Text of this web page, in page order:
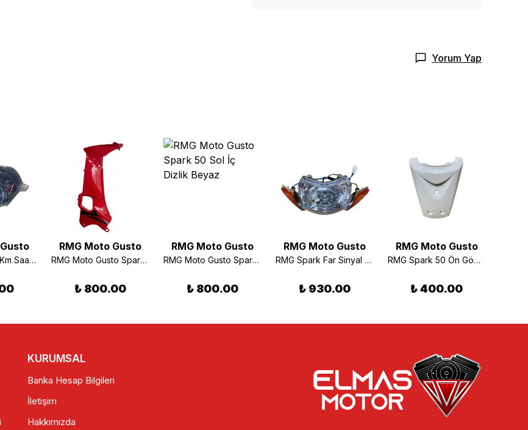
Yorum Yap
RMG Spark 50 Km Saati 8+6 Kablolu
RMG Moto Gusto
RMG Moto Gusto Spark 50 Sol İç Dizlik Kırmızı
₺ 800.00
RMG Moto Gusto
RMG Moto Gusto Spark 50 Sol İç Dizlik Beyaz
₺ 800.00
RMG Moto Gusto
RMG Spark Far Sinyal Takımı
₺ 930.00
RMG Moto Gusto
RMG Spark 50 Ön Göğüs Beyaz
₺ 400.00
KURUMSAL
Banka Hesap Bilgileri
İletişim
Hakkımızda